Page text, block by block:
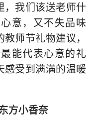
，我们该送老师什
意，又不失品味
师节礼物建议，
能代表心意的礼
感受到满满的温暖
方小香奈